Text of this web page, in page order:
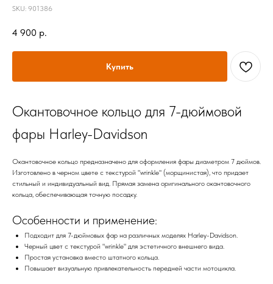
SKU: 901386
4 900 р.
Купить
Окантовочное кольцо для 7-дюймовой
фары Harley-Davidson
Окантовочное кольцо предназначено для оформления фары диаметром 7 дюймов.
Изготовлено в черном цвете с текстурой "wrinkle" (морщинистая), что придает
стильный и индивидуальный вид. Прямая замена оригинального окантовочного
кольца, обеспечивающая точную посадку.
Особенности и применение:
Подходит для 7-дюймовых фар на различных моделях Harley-Davidson.
Черный цвет с текстурой "wrinkle" для эстетичного внешнего вида.
Простая установка вместо штатного кольца.
Повышает визуальную привлекательность передней части мотоцикла.